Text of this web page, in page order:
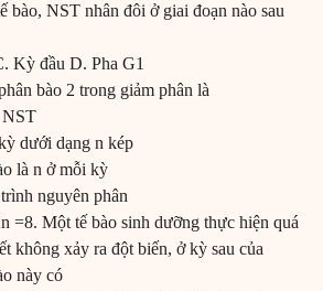
bào, NST nhân đôi ở giai đoạn nào sau
Kỳ đầu D. Pha G1
bào 2 trong giảm phân là
NST
dưới dạng n kép
là n ở mỗi kỳ
nguyên phân
=8. Một tế bào sinh dưỡng thực hiện quá
không xảy ra đột biến, ở kỳ sau của
này có